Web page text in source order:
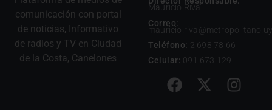
comunicación con portal
de noticias, Informativo
de radios y TV en Ciudad
de la Costa, Canelones
Mauricio Riva
Correo:
mauricio.riva@metropolitano.uy
Teléfono: 2 698 78 66
Celular: 091 673 129